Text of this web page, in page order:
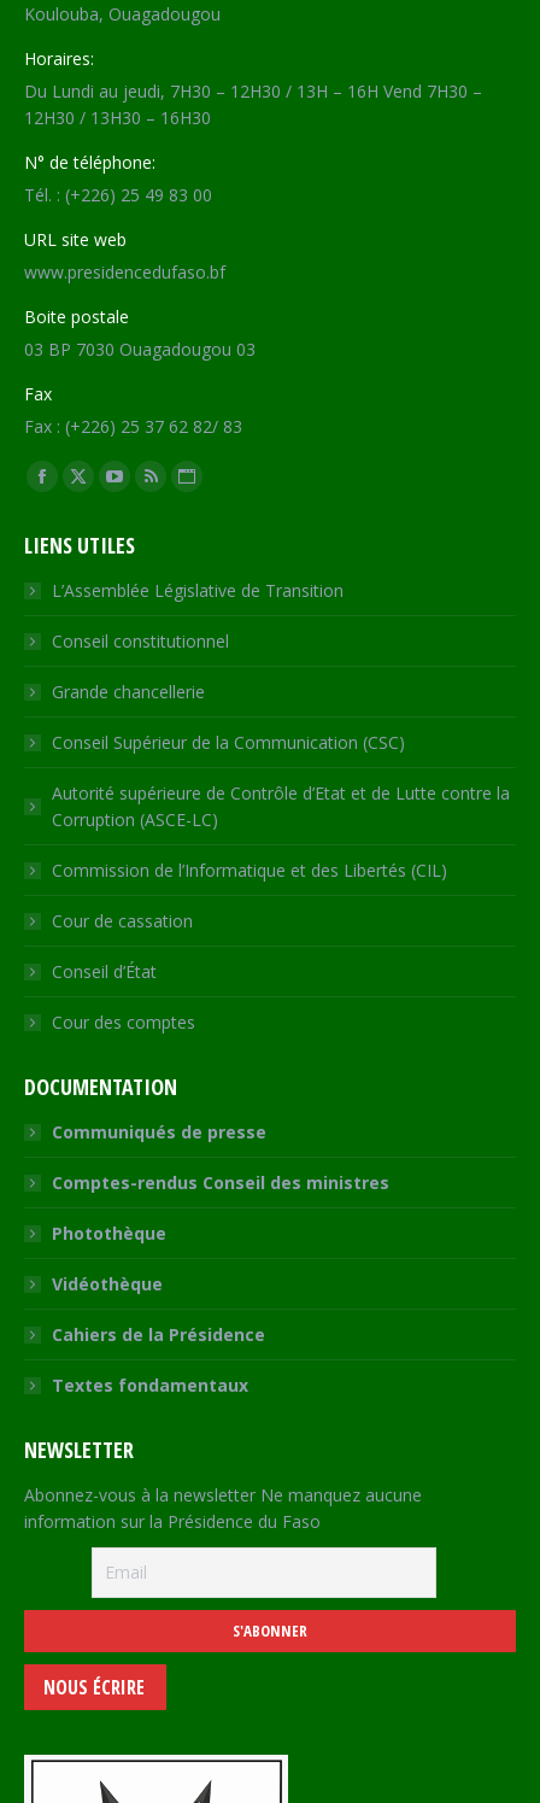
Koulouba, Ouagadougou
Horaires:
Du Lundi au jeudi, 7H30 – 12H30 / 13H – 16H Vend 7H30 –
12H30 / 13H30 – 16H30
N° de téléphone:
Tél. : (+226) 25 49 83 00
URL site web
www.presidencedufaso.bf
Boite postale
03 BP 7030 Ouagadougou 03
Fax
Fax : (+226) 25 37 62 82/ 83
Trouvez nous sur :
Facebook
opens
in
new
window
X
opens
in
new
window
YouTube
opens
in
new
window
RSS
in
new
window
Site
opens
in
new
LIENS UTILES
L’Assemblée Législative de Transition
Conseil constitutionnel
Grande chancellerie
Conseil Supérieur de la Communication (CSC)
Autorité supérieure de Contrôle d’Etat et de Lutte contre la
Corruption (ASCE-LC)
Commission de l’Informatique et des Libertés (CIL)
Cour de cassation
Conseil d’État
Cour des comptes
DOCUMENTATION
Communiqués de presse
Comptes-rendus Conseil des ministres
Photothèque
Vidéothèque
Cahiers de la Présidence
Textes fondamentaux
NEWSLETTER
Abonnez-vous à la newsletter Ne manquez aucune
information sur la Présidence du Faso
NOUS ÉCRIRE